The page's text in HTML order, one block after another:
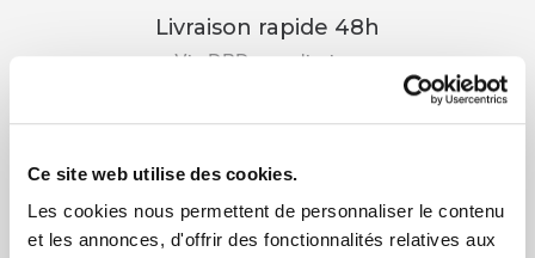
Ce site web utilise des cookies.
Les cookies nous permettent de personnaliser le contenu
et les annonces, d'offrir des fonctionnalités relatives aux
Livraison rapide 48h
Via DPD ou colissimo